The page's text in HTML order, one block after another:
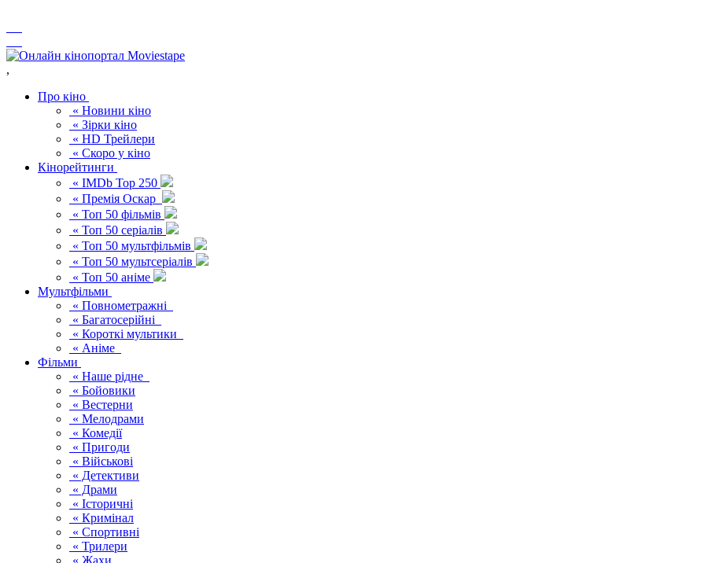
,
Про кіно
« Новини кіно
« Зірки кіно
« HD Трейлери
« Скоро у кіно
Кінорейтинги
« IMDb Top 250
« Премія Оскар
« Топ 50 фільмів
« Топ 50 серіалів
« Топ 50 мультфільмів
« Топ 50 мультсеріалів
« Топ 50 аніме
Мультфільми
« Повнометражні
« Багатосерійні
« Короткі мультики
« Аніме
Фільми
« Наше рідне
« Бойовики
« Вестерни
« Мелодрами
« Комедії
« Пригоди
« Військові
« Детективи
« Драми
« Історичні
« Кримінал
« Спортивні
« Трилери
« Жахи